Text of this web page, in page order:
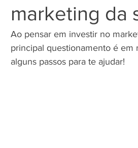
marketing da
Ao pensar em investir no
principal questionamento é em
alguns passos para te ajudar!